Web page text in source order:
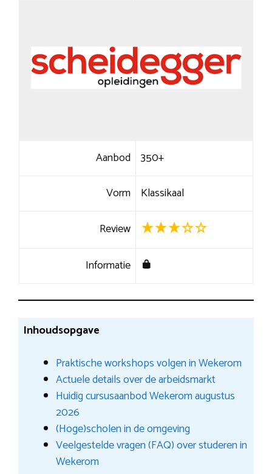
Aanbod 350+
Vorm Klassikaal
Review
Informatie
Inhoudsopgave
Praktische workshops volgen in Wekerom
Actuele details over de arbeidsmarkt
Huidig cursusaanbod Wekerom augustus
2026
(Hoge)scholen in de omgeving
Veelgestelde vragen (FAQ) over studeren in
Wekerom